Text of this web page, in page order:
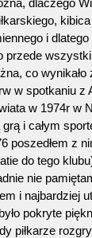
dlaczego
i
przede
co
w spotkaniu z
w 1974r w
grą i całym
poszedłem z
do tego
nie
i najbardziej
pokryte
piłkarze